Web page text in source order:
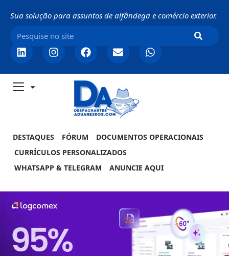
Sua solução para assuntos de alfândega e comércio exterior.
DESTAQUES FÓRUM
DOCUMENTOS OPERACIONAIS
CURRÍCULOS PERSONALIZADOS
WHATSAPP & TELEGRAM
ANUNCIE AQUI